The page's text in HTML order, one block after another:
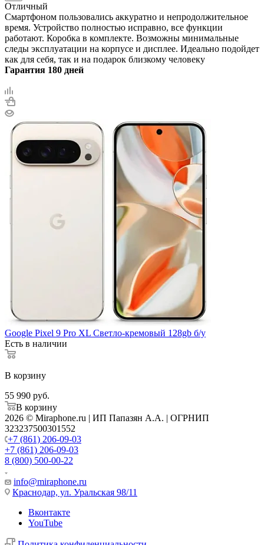
Отличный
Смартфоном пользовались аккуратно и непродолжительное
время. Устройство полностью исправно, все функции
работают. Коробка в комплекте. Возможны минимальные
следы эксплуатации на корпусе и дисплее. Идеально подойдет
как для себя, так и на подарок близкому человеку
Гарантия 180 дней
Google Pixel 9 Pro XL Светло-кремовый 128gb б/у
Есть в наличии
В корзину
55 990 руб.
В корзину
2026 © Miraphone.ru | ИП Папазян А.А. | ОГРНИП
323237500301552
+7 (861) 206-09-03
+7 (861) 206-09-03
8 (800) 500-00-22
info@miraphone.ru
Краснодар, ул. Уральская 98/11
Вконтакте
YouTube